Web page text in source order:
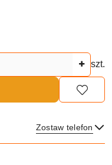
szt.
Zostaw telefon